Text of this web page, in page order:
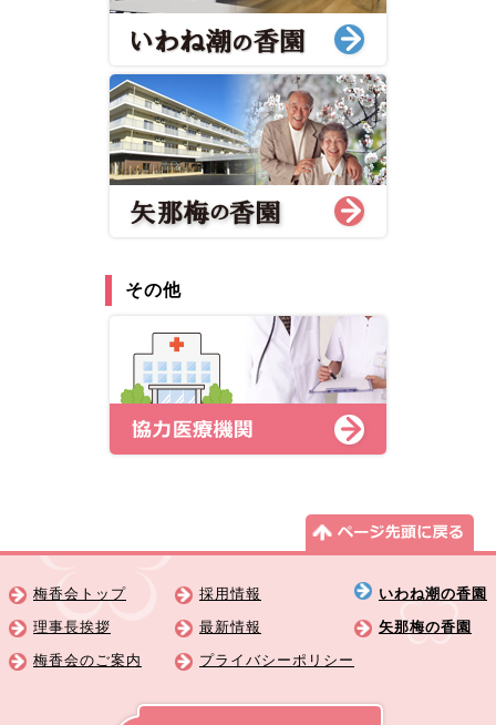
その他
梅香会トップ
理事長挨拶
梅香会のご案内
採用情報
最新情報
プライバシーポリシー
いわね潮の香園
矢那梅の香園